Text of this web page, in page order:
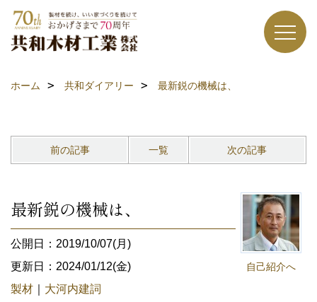
ホーム 共和ダイアリー 最新鋭の機械は、
前の記事 一覧 次の記事
自己紹介へ
最新鋭の機械は、
公開日：2019/10/07(月)
更新日：2024/01/12(金)
製材
大河内建詞